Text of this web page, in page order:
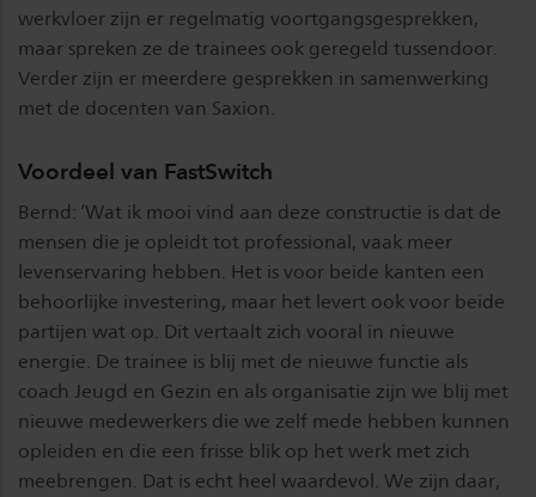
werkvloer zijn er regelmatig voortgangsgesprekken,
maar spreken ze de trainees ook geregeld tussendoor.
Verder zijn er meerdere gesprekken in samenwerking
met de docenten van Saxion.
Voordeel van FastSwitch
Bernd: ‘Wat ik mooi vind aan deze constructie is dat de
mensen die je opleidt tot professional, vaak meer
levenservaring hebben. Het is voor beide kanten een
behoorlijke investering, maar het levert ook voor beide
partijen wat op. Dit vertaalt zich vooral in nieuwe
energie. De trainee is blij met de nieuwe functie als
coach Jeugd en Gezin en als organisatie zijn we blij met
nieuwe medewerkers die we zelf mede hebben kunnen
opleiden en die een frisse blik op het werk met zich
meebrengen. Dat is echt heel waardevol. We zijn daar,